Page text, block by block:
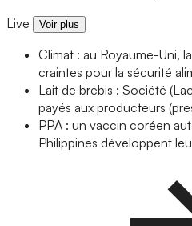
Live Voir plus
Climat : au Royaume-Uni,
craintes pour la sécurité
Lait de brebis : Société
payés aux producteurs
PPA : un vaccin coréen
Philippines développent